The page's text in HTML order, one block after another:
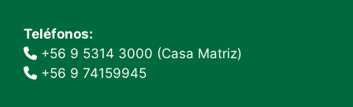
Teléfonos:
+56 9 5314 3000 (Casa Matriz)
+56 9 74159945